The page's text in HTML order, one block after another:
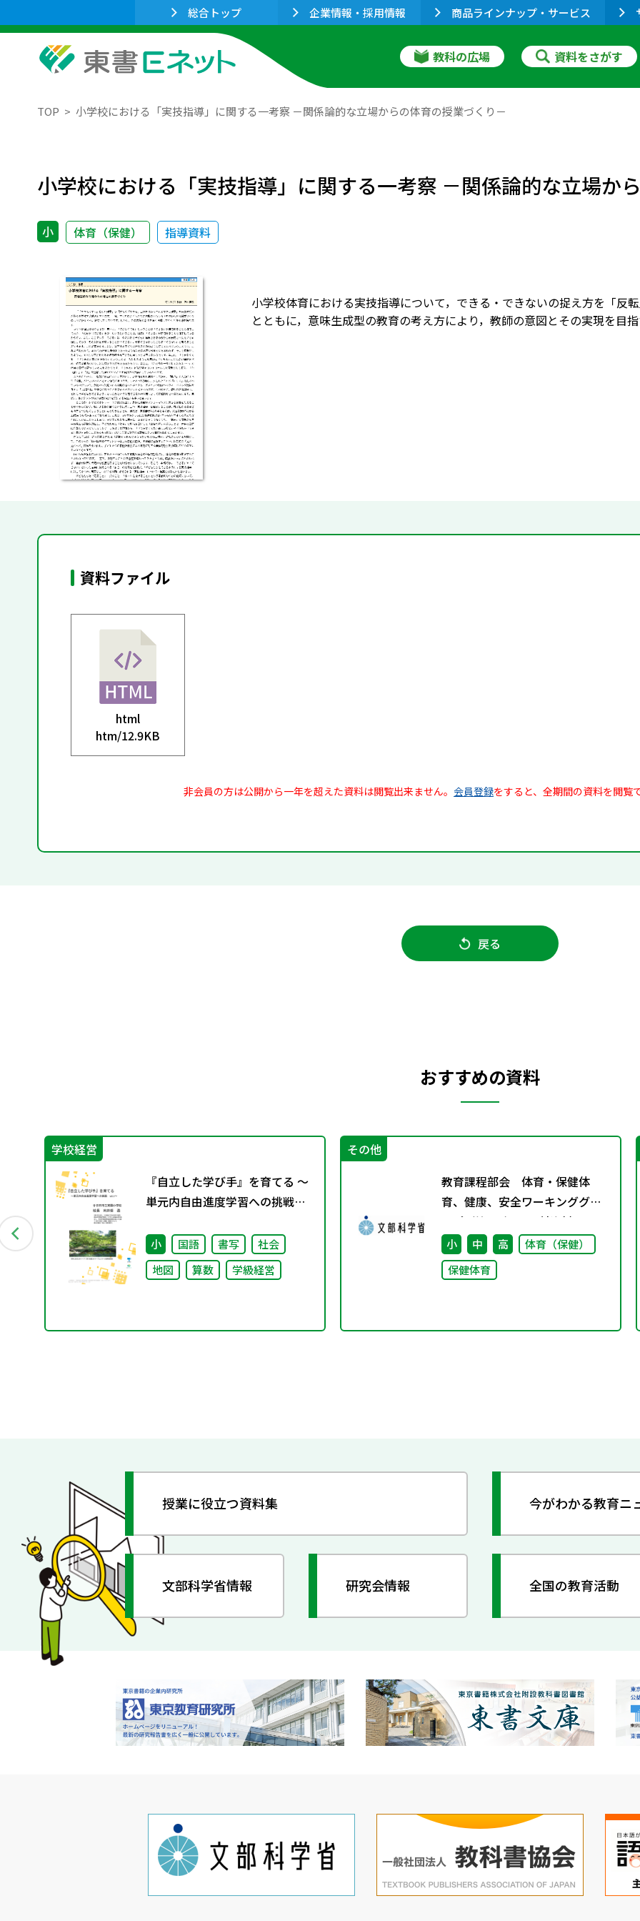
総合トップ 企業情報・採用情報 商品ラインナップ・サービス
教科の広場 資料をさがす
TOP 小学校における「実技指導」に関する一考察 －関係論的な立場からの体育の授業づくり－
小学校における「実技指導」に関する一考察 －関係論的な立場か
小 体育（保健） 指導資料
小学校体育における実技指導について，できる・できないの捉え方を「反
とともに，意味生成型の教育の考え方により，教師の意図とその実現を目
資料ファイル
html
htm/12.9KB
非会員の方は公開から一年を超えた資料は閲覧出来ません。 会員登録をすると、全期間の資料を閲覧
戻る
おすすめの資料
学校経営
『自立した学び手』を育てる ～
単元内自由進度学習への挑戦
小 国語 書写
社会
地図
算数 学級経営
その他
教育課程部会 体育・保健体
育、健康、安全ワーキンググル
ープ（第4回） 配付資料
小 中 高
体育（保健）
保健体育
授業に役立つ資料集 今がわかる教育ニ
文部科学省情報 研究会情報 全国の教育活動